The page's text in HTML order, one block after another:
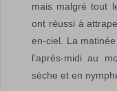
mais malgré tout
ont réussi à
en-ciel. La
l’après-midi au
sèche et en